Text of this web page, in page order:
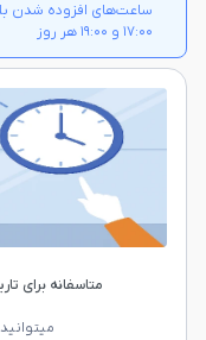
۱۷:۰۰ و ۱۹:۰۰ هر روز
متاسفانه برای